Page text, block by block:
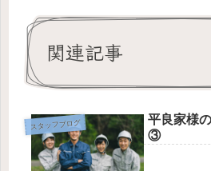
関連記事
スタッフブログ
平良家様
③